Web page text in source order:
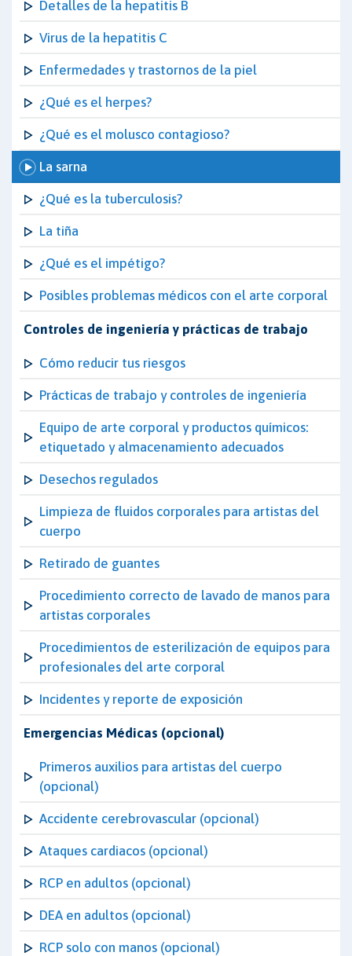
Detalles de la hepatitis B
Virus de la hepatitis C
Enfermedades y trastornos de la piel
¿Qué es el herpes?
¿Qué es el molusco contagioso?
La sarna
¿Qué es la tuberculosis?
La tiña
¿Qué es el impétigo?
Posibles problemas médicos con el arte corporal
Controles de ingeniería y prácticas de trabajo
Cómo reducir tus riesgos
Prácticas de trabajo y controles de ingeniería
Equipo de arte corporal y productos químicos:
etiquetado y almacenamiento adecuados
Desechos regulados
Limpieza de fluidos corporales para artistas del
cuerpo
Retirado de guantes
Procedimiento correcto de lavado de manos para
artistas corporales
Procedimientos de esterilización de equipos para
profesionales del arte corporal
Incidentes y reporte de exposición
Emergencias Médicas (opcional)
Primeros auxilios para artistas del cuerpo
(opcional)
Accidente cerebrovascular (opcional)
Ataques cardiacos (opcional)
RCP en adultos (opcional)
DEA en adultos (opcional)
RCP solo con manos (opcional)